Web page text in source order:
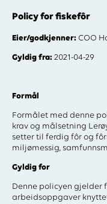
Policy for fiskefôr
Eier/godkjenner: COO
Gyldig fra: 2021-04-29
Formål
Formålet med denne
krav og målsetning
setter til ferdig fôr og
miljømessig,
Gyldig for
Denne policyen gjelder
arbeidsoppgaver